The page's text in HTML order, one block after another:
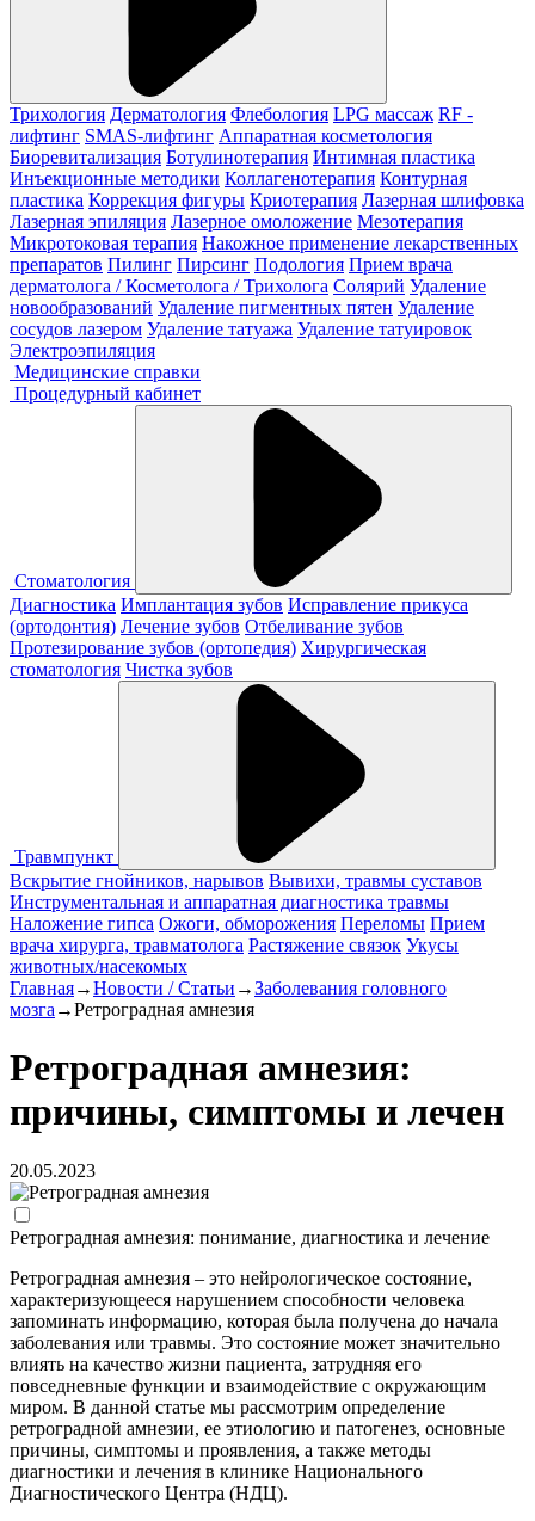
Трихология Дерматология Флебология LPG массаж RF -
лифтинг SMAS-лифтинг Аппаратная косметология
Биоревитализация Ботулинотерапия Интимная пластика
Инъекционные методики Коллагенотерапия Контурная
пластика Коррекция фигуры Криотерапия Лазерная шлифовка
Лазерная эпиляция Лазерное омоложение Мезотерапия
Микротоковая терапия Накожное применение лекарственных
препаратов Пилинг Пирсинг Подология Прием врача
дерматолога / Косметолога / Трихолога Солярий Удаление
новообразований Удаление пигментных пятен Удаление
сосудов лазером Удаление татуажа Удаление татуировок
Электроэпиляция
Медицинские справки
Процедурный кабинет
Стоматология
Диагностика Имплантация зубов Исправление прикуса
(ортодонтия) Лечение зубов Отбеливание зубов
Протезирование зубов (ортопедия) Хирургическая
стоматология Чистка зубов
Травмпункт
Вскрытие гнойников, нарывов Вывихи, травмы суставов
Инструментальная и аппаратная диагностика травмы
Наложение гипса Ожоги, обморожения Переломы Прием
врача хирурга, травматолога Растяжение связок Укусы
животных/насекомых
Главная→Новости / Статьи →Заболевания головного
мозга →Ретроградная амнезия
Ретроградная амнезия:
причины, симптомы и лечен
20.05.2023
Ретроградная амнезия: понимание, диагностика и лечение
Ретроградная амнезия – это нейрологическое состояние,
характеризующееся нарушением способности человека
запоминать информацию, которая была получена до начала
заболевания или травмы. Это состояние может значительно
влиять на качество жизни пациента, затрудняя его
повседневные функции и взаимодействие с окружающим
миром. В данной статье мы рассмотрим определение
ретроградной амнезии, ее этиологию и патогенез, основные
причины, симптомы и проявления, а также методы
диагностики и лечения в клинике Национального
Диагностического Центра (НДЦ).